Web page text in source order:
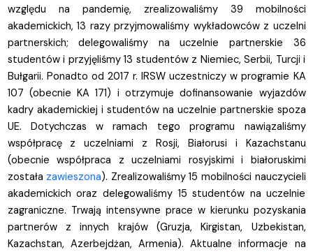
względu na pandemię, zrealizowaliśmy 39 mobilności
akademickich, 13 razy przyjmowaliśmy wykładowców z uczelni
partnerskich; delegowaliśmy na uczelnie partnerskie 36
studentów i przyjęliśmy 13 studentów z Niemiec, Serbii, Turcji i
Bułgarii. Ponadto od 2017 r. IRSW uczestniczy w programie KA
107 (obecnie KA 171) i otrzymuje dofinansowanie wyjazdów
kadry akademickiej i studentów na uczelnie partnerskie spoza
UE. Dotychczas w ramach tego programu nawiązaliśmy
współpracę z uczelniami z Rosji, Białorusi i Kazachstanu
(obecnie współpraca z uczelniami rosyjskimi i białoruskimi
została zawieszona). Zrealizowaliśmy 15 mobilności nauczycieli
akademickich oraz delegowaliśmy 15 studentów na uczelnie
zagraniczne. Trwają intensywne prace w kierunku pozyskania
partnerów z innych krajów (Gruzja, Kirgistan, Uzbekistan,
Kazachstan, Azerbejdżan, Armenia). Aktualne informacje na